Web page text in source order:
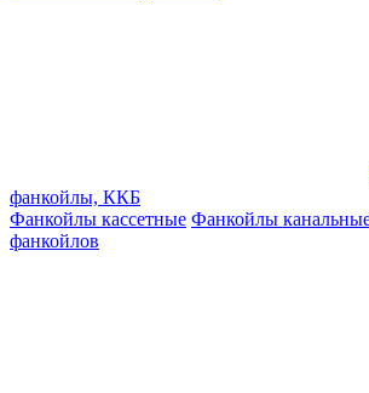
фанкойлы, ККБ
Фанкойлы кассетные Фанкойлы
фанкойлов